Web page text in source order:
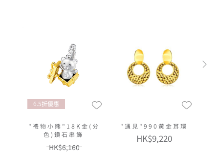
6.5折優惠
"禮物小熊"18K金(分
色)鑽石串飾
HK$6,160
"遇見"990黃金耳環
HK$9,220